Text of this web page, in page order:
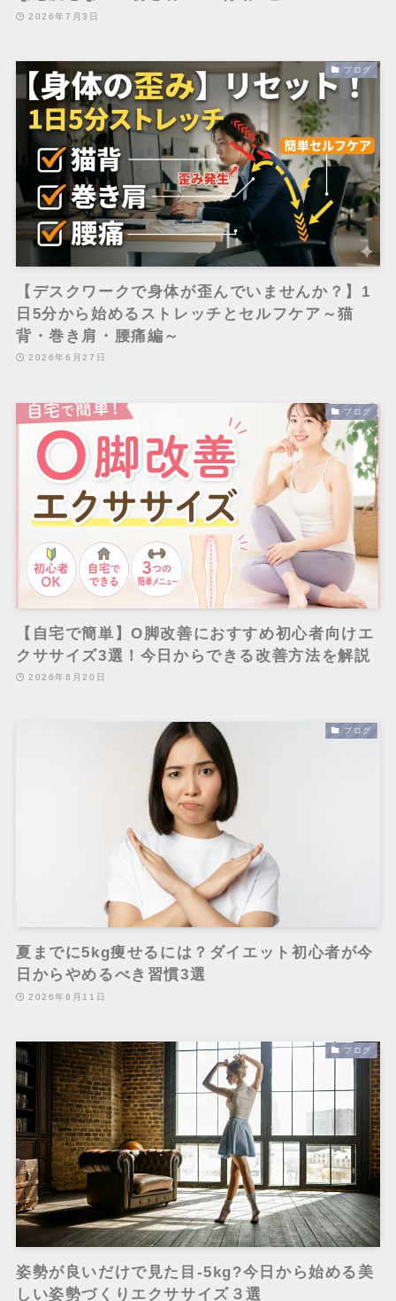
2026年7月3日
ブログ
【デスクワークで身体が歪んでいませんか？】1
日5分から始めるストレッチとセルフケア～猫
背・巻き肩・腰痛編～
2026年6月27日
ブログ
【自宅で簡単】O脚改善におすすめ初心者向けエ
クササイズ3選！今日からできる改善方法を解説
2026年6月20日
ブログ
夏までに5kg痩せるには？ダイエット初心者が今
日からやめるべき習慣3選
2026年6月11日
ブログ
姿勢が良いだけで見た目-5kg?今日から始める美
しい姿勢づくりエクササイズ３選